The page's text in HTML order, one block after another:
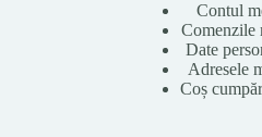
Contul
Comenzile
Date
Adresele
Coș